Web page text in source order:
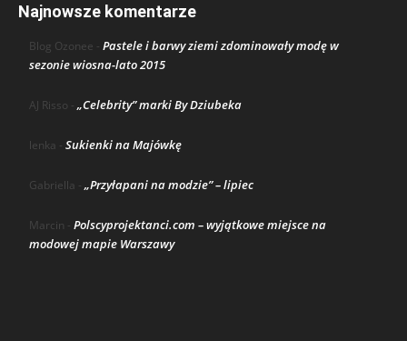
Najnowsze komentarze
Blog Ozonee - Pastele i barwy ziemi zdominowały modę w
sezonie wiosna-lato 2015
AJ Risso - „Celebrity” marki By Dziubeka
lenka - Sukienki na Majówkę
Gabriella - „Przyłapani na modzie” – lipiec
Marcin - Polscyprojektanci.com – wyjątkowe miejsce na
modowej mapie Warszawy